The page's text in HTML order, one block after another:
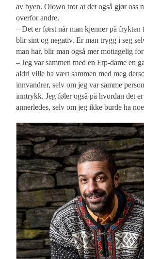
av byen. Olowo tror at det også gjør oss
overfor andre.
– Det er først når man kjenner på frykten
blir sint og negativ. Er man trygg i seg
man har, blir man også mer mottagelig
– Jeg var sammen med en Frp-dame en
aldri ville ha vært sammen med meg
innvandrer, selv om jeg var samme
inntrykk. Jeg føler også på hvordan det
annerledes, selv om jeg ikke burde ha